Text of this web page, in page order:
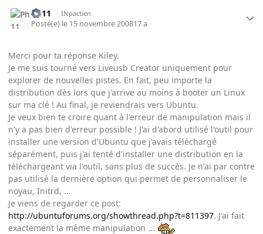
Ph11 INpactien
Posté(e) le 15 novembre 200817 a
Merci pour ta réponse Kiley.
Je me suis tourné vers Liveusb Creator uniquement pour
explorer de nouvelles pistes. En fait, peu importe la
distribution dès lors que j'arrive au moins à booter un Linux
sur ma clé ! Au final, je reviendrais vers Ubuntu.
Je veux bien te croire quant à l'erreur de manipulation mais il
n'y a pas bien d'erreur possible ! J'ai d'abord utilisé l'outil pour
installer une version d'Ubuntu que j'avais téléchargé
séparément, puis j'ai tenté d'installer une distribution en la
téléchargeant via l'outil, sans plus de succès. Je n'ai par contre
pas utilisé la dernière option qui permet de personnaliser le
noyau, Initrd, ...
Je viens de regarder ce post:
http://ubuntuforums.org/showthread.php?t=811397. J'ai fait
exactement la même manipulation ...